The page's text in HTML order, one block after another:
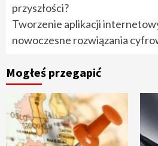
przyszłości?
Tworzenie aplikacji
nowoczesne rozwiązania
Mogłeś przegapić